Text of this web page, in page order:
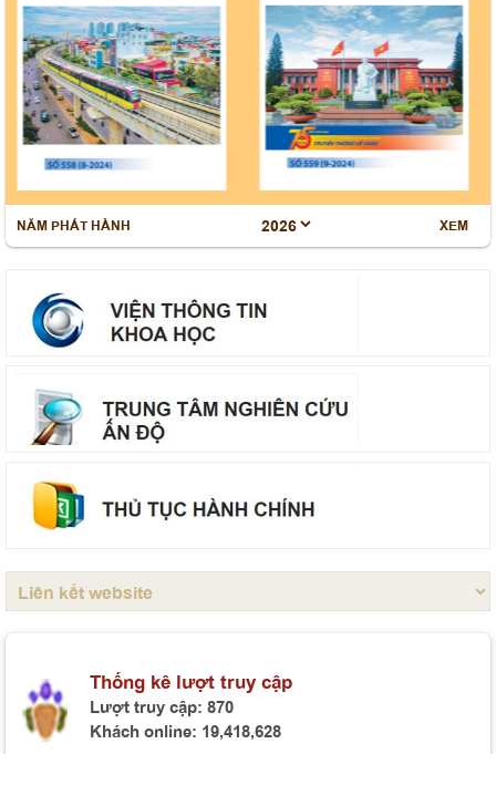
Thông báo tổ chức bảo vệ luận án tiến sĩ cho Nghiên
cứu sinh Nguyễn Minh Hải
Mục lục Tạp chí Kinh tế và Quản lý, số 92 (4-2026)
Mục lục Tạp chí Kinh tế và Quản lý, số 90 (02-2026)
Mục lục Tạp chí Kinh tế và Quản lý, số 89 (01-2026)
Sinh hoạt chuyên đề: “Nghị quyết số 80-NQ/TW ngày
07/01/2026 của Bộ Chính trị về phát triển văn hoá Việt
Tọa đàm khoa học “Mô hình phát triển Việt Nam trong
tầm nhìn đến năm 2130”
Hội thảo khoa học “Đồng chí Lê Quang Đạo - nhà lãnh
đạo tài năng của Đảng và cách mạng Việt Nam”
7 năm 2026
Bế giảng Lớp tập huấn giảng viên giảng dạy nội dung
và Pháp luật Việt Nam
NĂM PHÁT HÀNH XEM
Thống kê lượt truy cập
Lượt truy cập:870
Khách online: 19,418,628